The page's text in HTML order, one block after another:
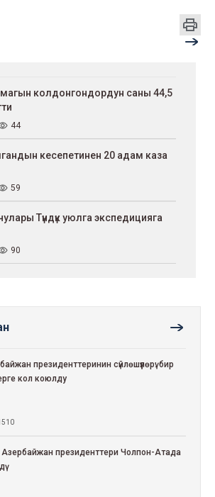
колдонгондордун саны 44,5
44
кесепетинен 20 адам каза
59
Түндүк уюлга экспедицияга
90
президенттеринин сүйлөшүүлөрү: бир
кол коюлду
президенттери Чолпон-Атада